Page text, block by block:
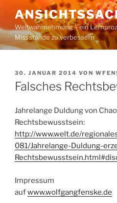
Inhalt
springenWeltwahrnehmung – ein
Missstände zu verbessern
VERÖFFENTLICHT
AM
30. JANUAR 2014 VON
Falsches
Jahrelange Duldung von
Rechtsbewusstsein:
http://www.welt.de/
081/Jahrelange-Duldung-
Impressum
aufwww.wolfgangfenske.de